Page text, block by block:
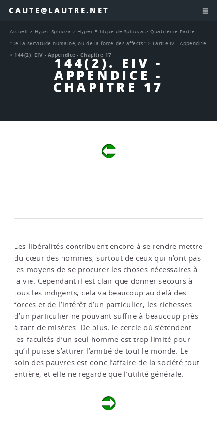
CAUTE@LAUTRE.NET
144(2). EIV -
APPENDICE -
CHAPITRE 17
Accueil > Hyper-Spinoza > Hyper-Ethique de Spinoza >Quatrième Partie :
"De la servitude humaine, ou de la force des affects" > Partie IV - Appendice
> 144(2). EIV - Appendice - Chapitre 17
Les libéralités contribuent encore à se rendre mettre
du cœur des hommes, surtout de ceux qui n’ont pas
les moyens de se procurer les choses nécessaires à
la vie. Cependant il est clair que donner secours à
tous les indigents, cela va beaucoup au delà des
forces et de l’intérêt d’un particulier, les richesses
d’un particulier ne pouvant suffire à beaucoup près
à tant de misères. De plus, le cercle où s’étendent
les facultés d’un seul homme est trop limité pour
qu’il puisse s’attirer l’amitié de tout le monde. Le
soin des pauvres est donc l’affaire de la société tout
entière, et elle ne regarde que l’utilité générale.